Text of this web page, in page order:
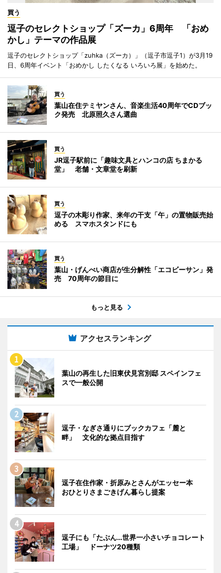
買う
逗子のセレクトショップ「ズーカ」6周年 「おめ
かし」テーマの作品展
逗子のセレクトショップ「zuhka（ズーカ）」（逗子市逗子1）が3月19
日、6周年イベント「おめかし したくなる いろいろ展」を始めた。
買う
葉山在住テミヤンさん、音楽生活40周年でCDブッ
ク発売 北原照久さん選曲
買う
JR逗子駅前に「趣味文具とハンコの店 ちまかる
堂」 老舗・文章堂を刷新
買う
逗子の木彫り作家、来年の干支「午」の置物販売始
める スマホスタンドにも
買う
葉山・げんべい商店が生分解性「エコビーサン」発
売 70周年の節目に
もっと見る
アクセスランキング
葉山の再生した旧東伏見宮別邸 スペインフェ
スで一般公開
逗子・なぎさ通りにブックカフェ「麓と
畔」 文化的な拠点目指す
逗子在住作家・折原みとさんがエッセー本
おひとりさまごきげん暮らし提案
逗子にも「たぶん…世界一小さいチョコレート
工場」 ドーナツ20種類